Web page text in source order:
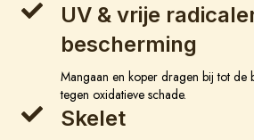
UV & vrije
bescherming
Mangaan en koper dragen bij tot de
tegen oxidatieve schade.
Skelet